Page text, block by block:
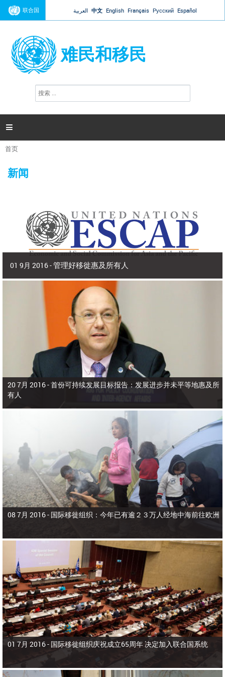
Jump to navigation
联合国 العربية 中文 English Français Русский Español
难民和移民
搜
索

你
在
这
首页
新闻
01 9月 2016 -管理好移徙惠及所有人
2016年9月 | 副秘书长兼 亚洲及太平洋经济社会委员会(亚太经社会)执行秘书 沙
2015年，亚洲和太平洋有9800多万人在出生国以外生活，占全世界所有移
徙者的40%。在本区域，移徙者为侨居国和母国带来了多元化、活力和生产力，
为生产部门增加了价值，增进了家庭福祉，增强了国际收支。
20 7月 2016 -首份可持续发展目标报告：发展进步并未平等地惠及所
有人
08 7月 2016 - 国际移徙组织：今年已有逾２３万人经地中海前往欧洲
01 7月 2016 - 国际移徙组织庆祝成立65周年 决定加入联合国系统